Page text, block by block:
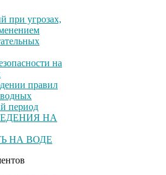
при угрозах,
на
правил
водных
период
НА
НА ВОДЕ